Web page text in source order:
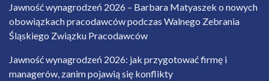
Jawność wynagrodzeń 2026 – Barbara Matyaszek o nowych
obowiązkach pracodawców podczas Walnego Zebrania
Śląskiego Związku Pracodawców
Jawność wynagrodzeń 2026: jak przygotować firmę i
managerów, zanim pojawią się konflikty